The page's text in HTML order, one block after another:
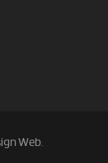
Web.